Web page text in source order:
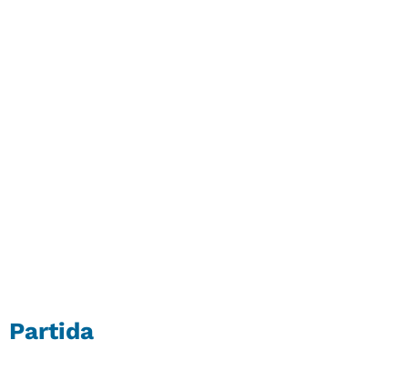
Partida